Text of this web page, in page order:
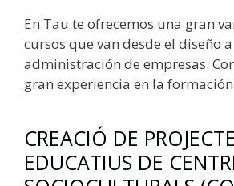
En Tau te ofrecemos una gran
cursos que van desde el diseño
administración de empresas.
gran experiencia en la
CREACIÓ DE
EDUCATIUS DE